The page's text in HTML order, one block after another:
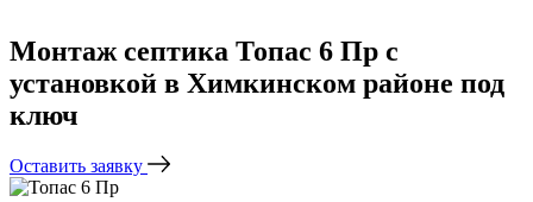
Монтаж септика Топас 6 Пр с
установкой в Химкинском районе под
ключ
Оставить заявку